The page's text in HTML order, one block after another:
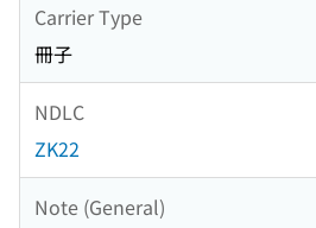
Carrier Type
冊子
NDLC
ZK22
Note (General)